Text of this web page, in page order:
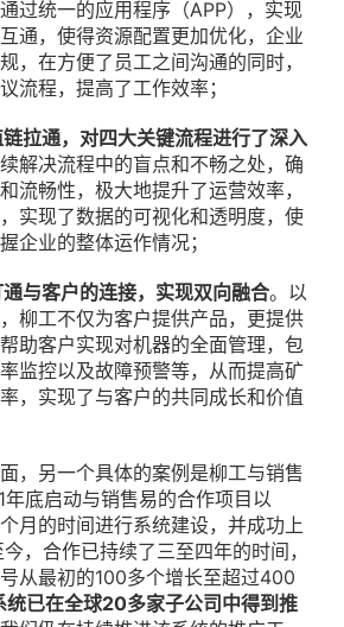
过统一的应用程序（APP），实现
通，使得资源配置更加优化，企业
，在方便了员工之间沟通的同时，
流程，提高了工作效率；
拉通，对四大关键流程进行了深入
解决流程中的盲点和不畅之处，确
流畅性，极大地提升了运营效率，
实现了数据的可视化和透明度，使
企业的整体运作情况；
与客户的连接，实现双向融合。以
柳工不仅为客户提供产品，更提供
助客户实现对机器的全面管理，包
监控以及故障预警等，从而提高矿
，实现了与客户的共同成长和价值
，另一个具体的案例是柳工与销售
底启动与销售易的合作项目以
月的时间进行系统建设，并成功上
，合作已持续了三至四年的时间，
从最初的100多个增长至超过400
统已在全球20多家子公司中得到推